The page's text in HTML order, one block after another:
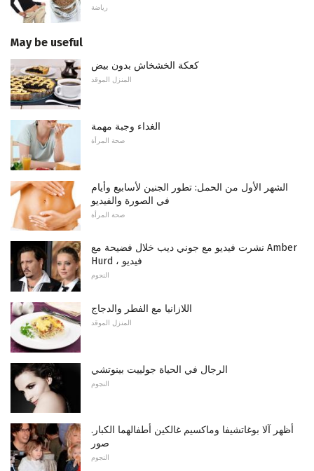
رياضة
May be useful
كعكة الخشخاش بدون بيض
المنزل الموقد
الغداء وجبة مهمة
صحة المرأة
الشهر الأول من الحمل: تطور الجنين لأسابيع وأيام
في الصورة والفيديو
صحة المرأة
نشرت فيديو مع جوني ديب خلال فضيحة مع Amber
Hurd ، فيديو
النجوم
اللازانيا مع الفطر والدجاج
المنزل الموقد
الرجال في الحياة جولييت بينوتشي
النجوم
أظهر آلا بوغاتشيفا وماكسيم غالكين أطفالهما الكبار.
صور
النجوم